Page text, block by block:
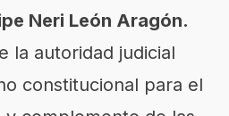
Neri León Aragón.
la autoridad judicial
constitucional para el